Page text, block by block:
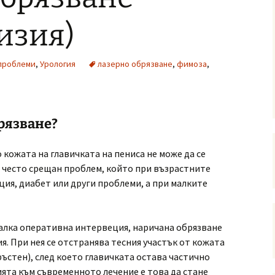
, Урология лазерно обрязване, фимоза,
на главичката на пениса не може да се
често срещан проблем, който при възрастните
диабет или други проблеми, а при малките
оперативна интервеция, наричана обрязване
При нея се отстранява тесния участък от кожата
след което главичката остава частично
към съвременното лечение е това да стане